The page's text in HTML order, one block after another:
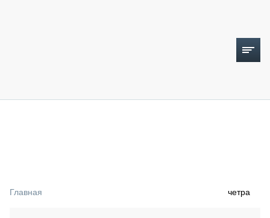
Главная четра